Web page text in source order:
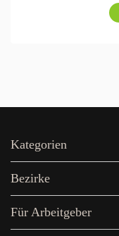
Kategorien
Bezirke
Für Arbeitgeber